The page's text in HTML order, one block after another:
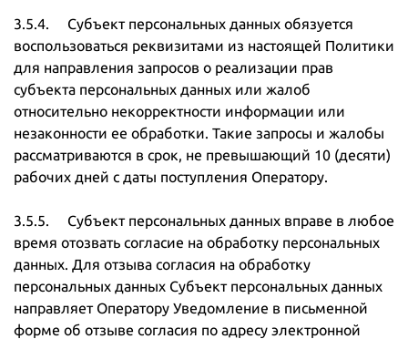
3.5.4. Субъект персональных данных обязуется
воспользоваться реквизитами из настоящей Политики
для направления запросов о реализации прав
субъекта персональных данных или жалоб
относительно некорректности информации или
незаконности ее обработки. Такие запросы и жалобы
рассматриваются в срок, не превышающий 10 (десяти)
рабочих дней с даты поступления Оператору.
3.5.5. Субъект персональных данных вправе в любое
время отозвать согласие на обработку персональных
данных. Для отзыва согласия на обработку
персональных данных Субъект персональных данных
направляет Оператору Уведомление в письменной
форме об отзыве согласия по адресу электронной